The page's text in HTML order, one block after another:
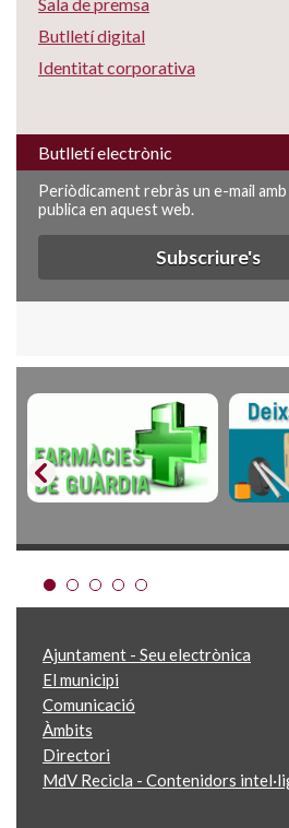
Butlletí digital
Identitat corporativa
Butlletí electrònic
Periòdicament rebràs un e-mail
publica en aquest web.
Subscriure's
Ajuntament - Seu electrònica
El municipi
Comunicació
Àmbits
Directori
MdV Recicla - Contenidors